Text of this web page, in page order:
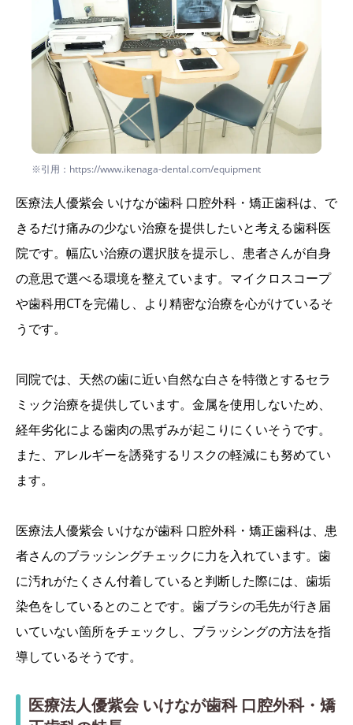
※引用：https://www.ikenaga-dental.com/equipment
医療法人優紫会 いけなが歯科 口腔外科・矯正歯科は、で
きるだけ痛みの少ない治療を提供したいと考える歯科医
院です。幅広い治療の選択肢を提示し、患者さんが自身
の意思で選べる環境を整えています。マイクロスコープ
や歯科用CTを完備し、より精密な治療を心がけているそ
うです。
同院では、天然の歯に近い自然な白さを特徴とするセラ
ミック治療を提供しています。金属を使用しないため、
経年劣化による歯肉の黒ずみが起こりにくいそうです。
また、アレルギーを誘発するリスクの軽減にも努めてい
ます。
医療法人優紫会 いけなが歯科 口腔外科・矯正歯科は、患
者さんのブラッシングチェックに力を入れています。歯
に汚れがたくさん付着していると判断した際には、歯垢
染色をしているとのことです。歯ブラシの毛先が行き届
いていない箇所をチェックし、ブラッシングの方法を指
導しているそうです。
医療法人優紫会 いけなが歯科 口腔外科・矯